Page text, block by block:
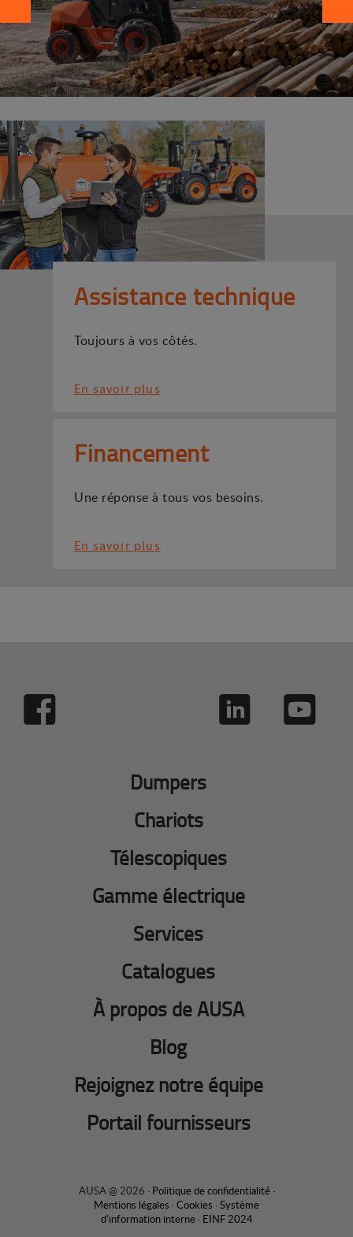
Assistance technique
Toujours à vos côtés.
En savoir plus
Financement
Une réponse à tous vos besoins.
En savoir plus
Dumpers
Chariots
Télescopiques
Gamme électrique
Services
Catalogues
À propos de AUSA
Blog
Rejoignez notre équipe
Portail fournisseurs
AUSA @ 2026 · Politique de confidentialité·
Mentions légales ·Cookies ·Système
d'information interne· EINF 2024